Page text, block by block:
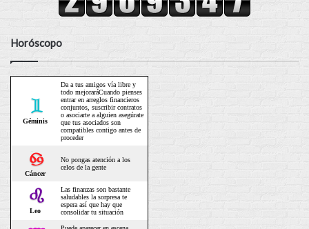
Horóscopo